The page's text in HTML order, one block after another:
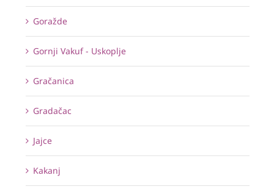
Goražde
Gornji Vakuf - Uskoplje
Gračanica
Gradačac
Jajce
Kakanj